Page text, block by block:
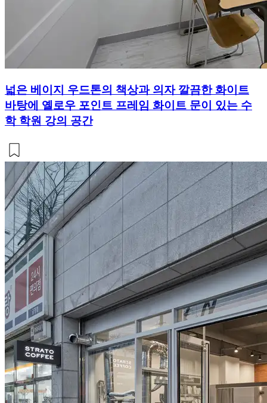
넓은 베이지 우드톤의 책상과 의자 깔끔한 화이트
바탕에 옐로우 포인트 프레임 화이트 문이 있는 수
학 학원 강의 공간